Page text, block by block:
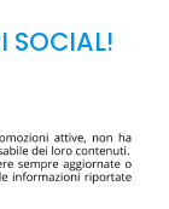
SOCIAL!